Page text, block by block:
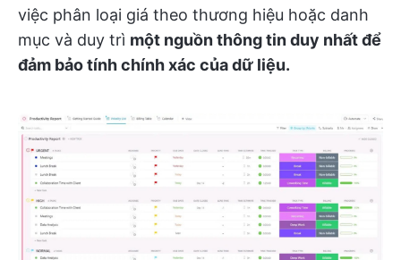
việc phân loại giá theo thương hiệu hoặc danh
mục và duy trì một nguồn thông tin duy nhất để
đảm bảo tính chính xác của dữ liệu.